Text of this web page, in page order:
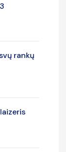
rankų